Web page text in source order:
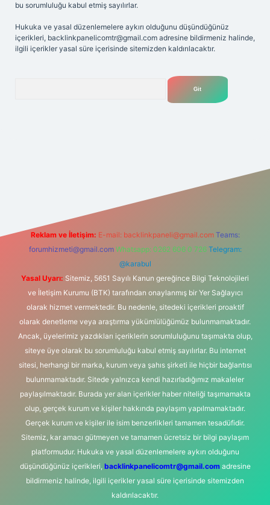
bu sorumluluğu kabul etmiş sayılırlar.
Hukuka ve yasal düzenlemelere aykırı olduğunu düşündüğünüz
içerikleri, backlinkpanelicomtr@gmail.com adresine bildirmeniz halinde,
ilgili içerikler yasal süre içerisinde sitemizden kaldırılacaktır.
Reklam ve İletişim: E-mail: backlinkpaneli@gmail.com Teams:
forumhizmeti@gmail.com Whatsapp: 0262 606 0 726 Telegram:
@karabul
Yasal Uyarı: Sitemiz, 5651 Sayılı Kanun gereğince Bilgi Teknolojileri
ve İletişim Kurumu (BTK) tarafından onaylanmış bir Yer Sağlayıcı
olarak hizmet vermektedir. Bu nedenle, sitedeki içerikleri proaktif
olarak denetleme veya araştırma yükümlülüğümüz bulunmamaktadır.
Ancak, üyelerimiz yazdıkları içeriklerin sorumluluğunu taşımakta olup,
siteye üye olarak bu sorumluluğu kabul etmiş sayılırlar. Bu internet
sitesi, herhangi bir marka, kurum veya şahıs şirketi ile hiçbir bağlantısı
bulunmamaktadır. Sitede yalnızca kendi hazırladığımız makaleler
paylaşılmaktadır. Burada yer alan içerikler haber niteliği taşımamakta
olup, gerçek kurum ve kişiler hakkında paylaşım yapılmamaktadır.
Gerçek kurum ve kişiler ile isim benzerlikleri tamamen tesadüfidir.
Sitemiz, kar amacı gütmeyen ve tamamen ücretsiz bir bilgi paylaşım
platformudur. Hukuka ve yasal düzenlemelere aykırı olduğunu
düşündüğünüz içerikleri, backlinkpanelicomtr@gmail.comadresine
bildirmeniz halinde, ilgili içerikler yasal süre içerisinde sitemizden
kaldırılacaktır.